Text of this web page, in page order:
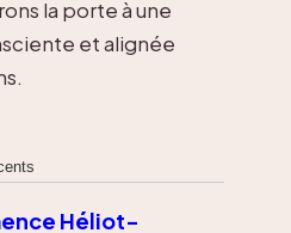
la porte à une
et alignée
Héliot-